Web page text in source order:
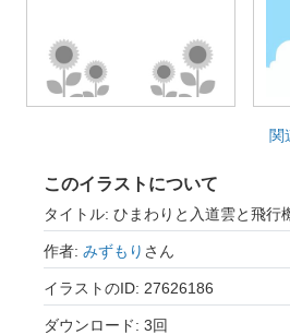
関
このイラストについて
タイトル: ひまわりと入道雲と飛行
作者: みずもり さん
イラストのID: 27626186
ダウンロード: 3回